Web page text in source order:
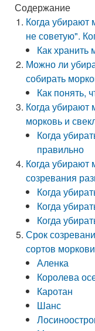
Содержание
Когда
не советую".
Как хранить
Можно ли
собирать
Как понять,
Когда убирают
морковь и
Когда
правильно
Когда убирают
созревания
Когда
Когда
Когда
Срок
сортов моркови
Аленка
Королева
Каротан
Шанс